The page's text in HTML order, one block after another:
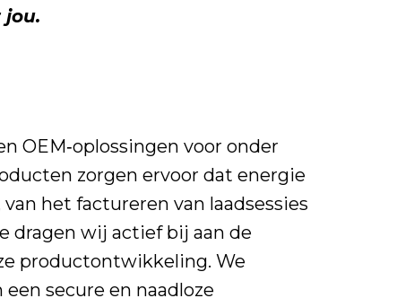
jou.
voor onder
zorgen ervoor dat energie
het factureren van laadsessies
dragen wij actief bij aan de
productontwikkeling. We
secure en naadloze